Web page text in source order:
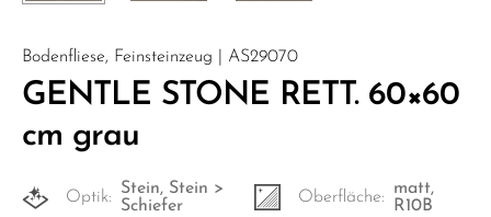
Bodenfliese, Feinsteinzeug | AS29070
GENTLE STONE RETT. 60×60
cm grau
Optik:
Stein, Stein >
Schiefer
Oberfläche:
matt,
R10B